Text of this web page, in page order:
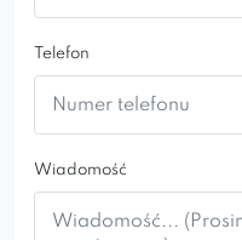
przyciąga uwagę w
Telefon
Wiadomość